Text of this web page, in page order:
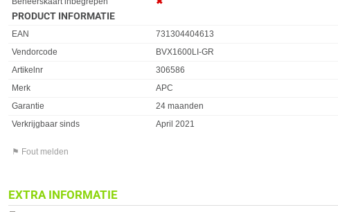
PRODUCT INFORMATIE
EAN
731304404613
Vendorcode
BVX1600LI-GR
Artikelnr
306586
Merk
APC
Garantie
24 maanden
Verkrijgbaar sinds
April 2021
⚑ Fout melden
EXTRA INFORMATIE